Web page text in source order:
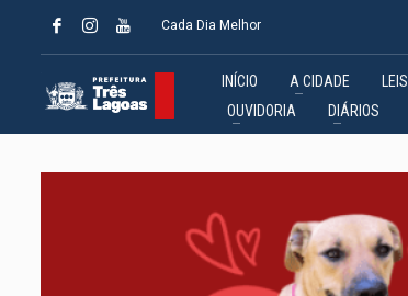
Cada Dia Melhor
INÍCIO A CIDADE LEIS
OUVIDORIA
DIÁRIOS